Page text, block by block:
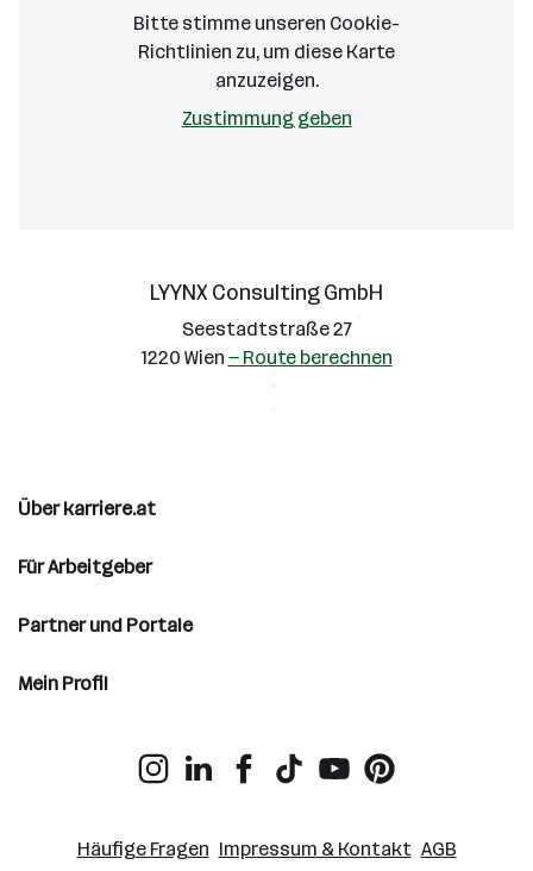
Bitte stimme unseren Cookie-
Richtlinien zu, um diese Karte
anzuzeigen.
Zustimmung geben
LYYNX Consulting GmbH
Seestadtstraße 27
1220 Wien — Route berechnen
Über karriere.at
Für Arbeitgeber
Partner und Portale
Mein Profil
Häufige Fragen Impressum & Kontakt AGB